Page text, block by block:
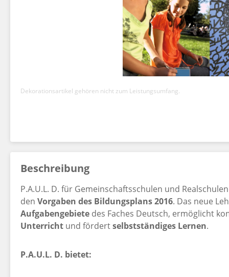
Dekorationsartikel gehören nicht zum Leistungsumfang.
Beschreibung
P.A.U.L. D. für Gemeinschaftsschulen und
den Vorgaben des Bildungsplans 2016. Das neue
Aufgabengebiete des Faches Deutsch, ermöglicht
Unterricht und fördertselbstständiges Lernen.
P.A.U.L. D. bietet: